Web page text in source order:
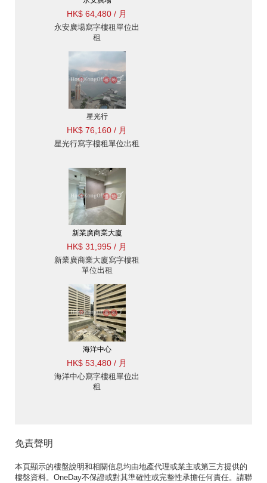
HK$ 64,480 / 月
永安廣場寫字樓租單位出
租
星光行
HK$ 76,160 / 月
星光行寫字樓租單位出租
新業廣商業大廈
HK$ 31,995 / 月
新業廣商業大廈寫字樓租
單位出租
海洋中心
HK$ 53,480 / 月
海洋中心寫字樓租單位出
租
免責聲明
本頁顯示的樓盤說明和相關信息均由地產代理或業主或第三方提供的
樓盤資料。OneDay不保證或對其準確性或完整性承擔任何責任。請聯